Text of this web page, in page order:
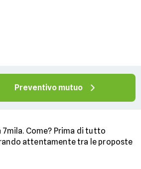
Preventivo mutuo
Come? Prima di tutto
attentamente tra le proposte